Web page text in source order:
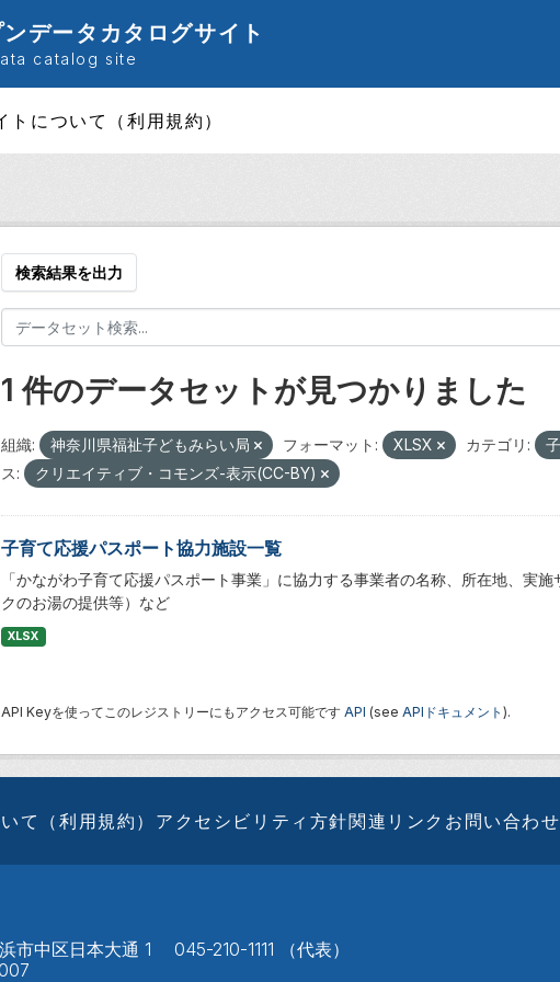
データカタログサイト
catalog site
トについて（利用規約）
検索結果を出力
1 件のデータセットが見つかりました
組織: 神奈川県福祉子どもみらい局 フォーマット: XLSX カテゴリ:
ス:
クリエイティブ・コモンズ-表示(CC-BY)
子育て応援パスポート協力施設一覧
「かながわ子育て応援パスポート事業」に協力する事業者の名称、所在地、実
クのお湯の提供等）など
XLSX
API Keyを使ってこのレジストリーにもアクセス可能です API (see APIドキュメント ).
て（利用規約） アクセシビリティ方針関連リンク お問い合わせ
市中区日本大通 1 045-210-1111 （代表）